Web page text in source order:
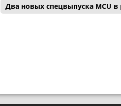
Два новых спецвыпуска MCU